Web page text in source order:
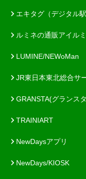
エキタグ（デジタル
ルミネの通販アイル
LUMINE/NEWoMan
JR東日本東北総合サ
GRANSTA(グランス
TRAINIART
NewDaysアプリ
NewDays/KIOSK